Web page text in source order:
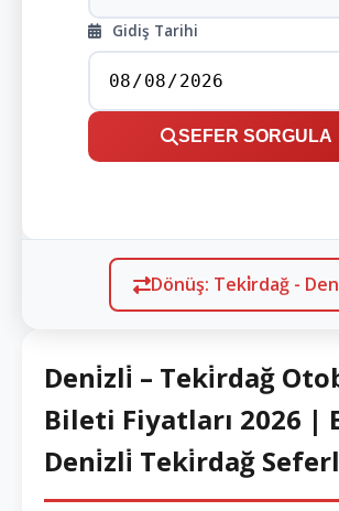
Gidiş Tarihi
SEFER SORGULA
Dönüş: Teki̇rdağ -
Deni̇zli̇ – Teki̇rdağ
Bileti Fiyatları 2026 |
Deni̇zli̇ Teki̇rdağ